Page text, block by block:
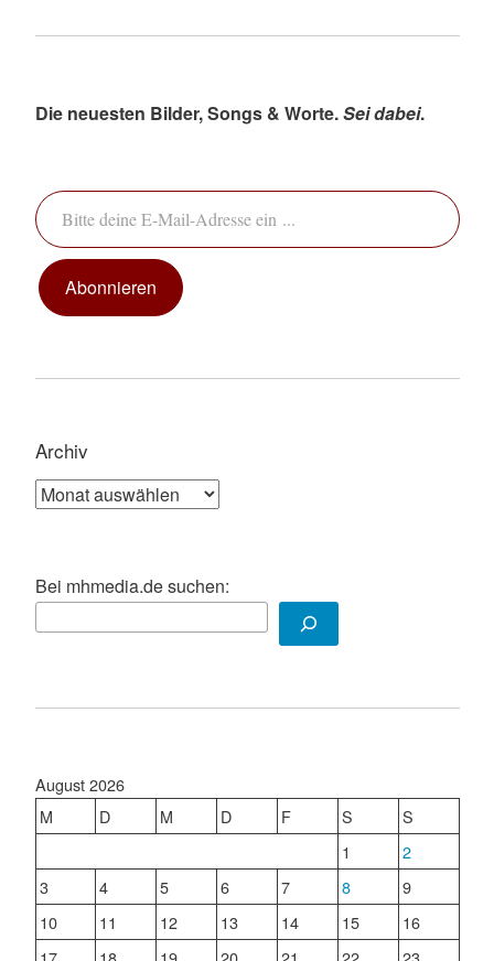
Die neuesten Bilder, Songs & Worte.Sei dabei.
Bitte deine E-Mail-Adresse ein ...
Abonnieren
Archiv
Archiv
Bei mhmedia.de suchen:
August 2026
M
D M D F S
S
1
2
3
4 5 6 7 8
9
10
11 12 13 14 15
16